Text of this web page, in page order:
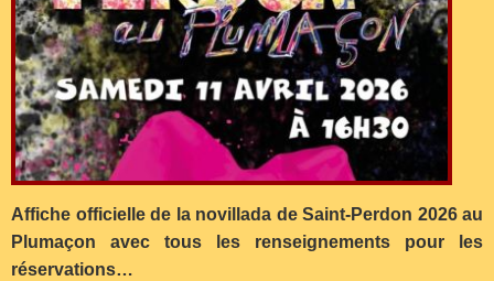
Affiche officielle de la novillada de Saint-Perdon 2026 au
Plumaçon avec tous les renseignements pour les
réservations…